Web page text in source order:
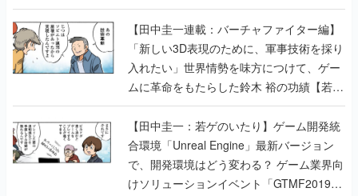
【若ゲのいたり最終回】
【田中圭一連載：バーチャファイター編】
「新しい3D表現のために、軍事技術を採り
入れたい」世界情勢を味方につけて、ゲー
ムに革命をもたらした鈴木 裕の功績【若ゲ
のいたり】
【田中圭一：若ゲのいたり】ゲーム開発統
合環境「Unreal Engine」最新バージョン
で、開発環境はどう変わる？ ゲーム業界向
けソリューションイベント「GTMF2019」